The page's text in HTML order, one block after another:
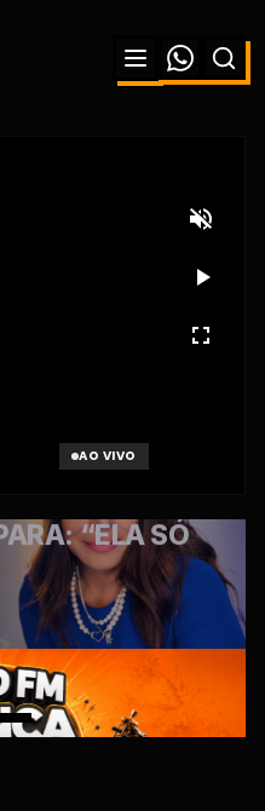
AO VIVO